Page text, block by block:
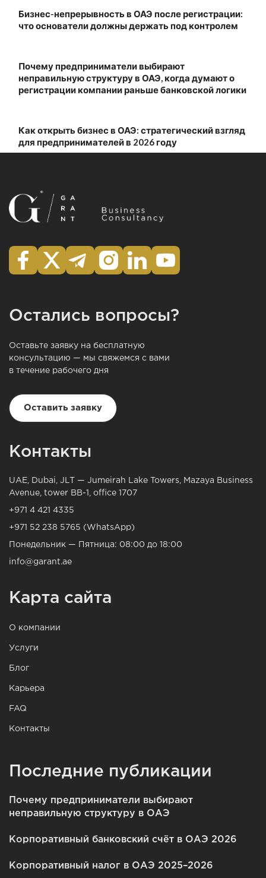
Бизнес-непрерывность в ОАЭ после регистрации:
что основатели должны держать под контролем
Почему предприниматели выбирают
неправильную структуру в ОАЭ, когда думают о
регистрации компании раньше банковской логики
Как открыть бизнес в ОАЭ: стратегический взгляд
для предпринимателей в 2026 году
Остались вопросы?
Оставьте заявку на бесплатную
консультацию — мы свяжемся с вами
в течение рабочего дня
Оставить заявку
Контакты
UAE, Dubai, JLT — Jumeirah Lake Towers, Mazaya Business
Avenue, tower BB-1, office 1707
+971 4 421 4335
+971 52 238 5765 (WhatsApp)
Понедельник — Пятница: 08:00 до 18:00
info@garant.ae
Карта сайта
О компании
Услуги
Блог
Карьера
FAQ
Контакты
Последние публикации
Почему предприниматели выбирают
неправильную структуру в ОАЭ
Корпоративный банковский счёт в ОАЭ 2026
Корпоративный налог в ОАЭ 2025–2026